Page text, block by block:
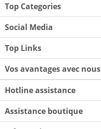
Top Categories
Social Media
Top Links
Vos avantages avec nous
Hotline assistance
Assistance boutique